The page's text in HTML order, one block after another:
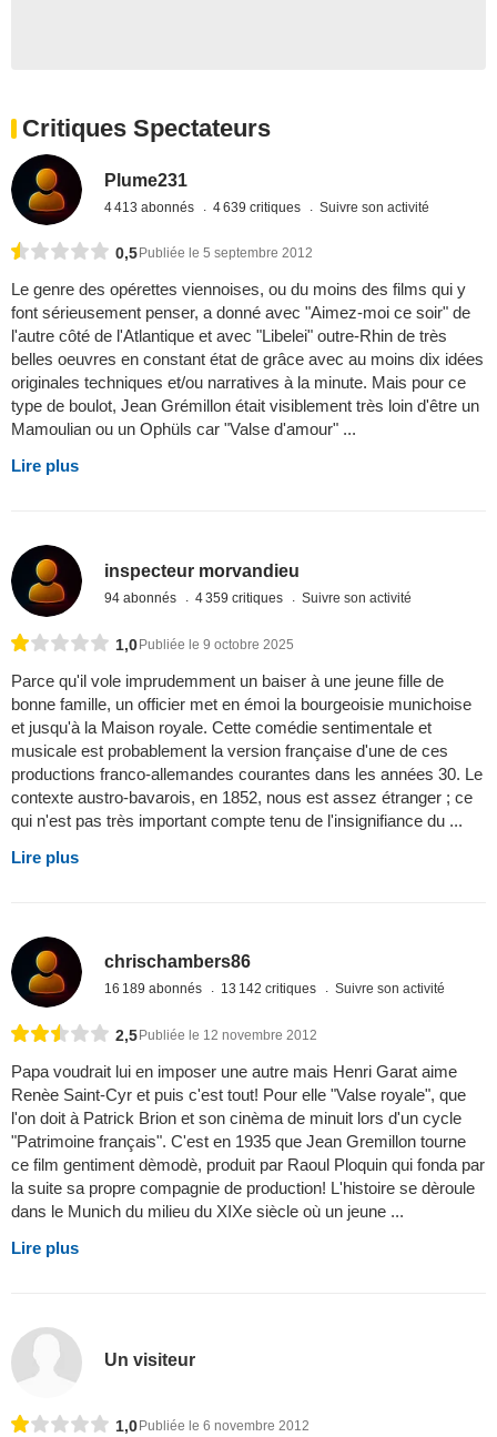
Critiques Spectateurs
Plume231
4 413 abonnés 4 639 critiques Suivre son activité
0,5 Publiée le 5 septembre 2012
Le genre des opérettes viennoises, ou du moins des films qui y
font sérieusement penser, a donné avec "Aimez-moi ce soir" de
l'autre côté de l'Atlantique et avec "Libelei" outre-Rhin de très
belles oeuvres en constant état de grâce avec au moins dix idées
originales techniques et/ou narratives à la minute. Mais pour ce
type de boulot, Jean Grémillon était visiblement très loin d'être un
Mamoulian ou un Ophüls car "Valse d'amour" ...
Lire plus
inspecteur morvandieu
94 abonnés 4 359 critiques Suivre son activité
1,0Publiée le 9 octobre 2025
Parce qu'il vole imprudemment un baiser à une jeune fille de
bonne famille, un officier met en émoi la bourgeoisie munichoise
et jusqu'à la Maison royale. Cette comédie sentimentale et
musicale est probablement la version française d'une de ces
productions franco-allemandes courantes dans les années 30. Le
contexte austro-bavarois, en 1852, nous est assez étranger ; ce
qui n'est pas très important compte tenu de l'insignifiance du ...
Lire plus
chrischambers86
16 189 abonnés 13 142 critiques Suivre son activité
2,5Publiée le 12 novembre 2012
Papa voudrait lui en imposer une autre mais Henri Garat aime
Renèe Saint-Cyr et puis c'est tout! Pour elle "Valse royale", que
l'on doit à Patrick Brion et son cinèma de minuit lors d'un cycle
"Patrimoine français". C'est en 1935 que Jean Gremillon tourne
ce film gentiment dèmodè, produit par Raoul Ploquin qui fonda par
la suite sa propre compagnie de production! L'histoire se dèroule
dans le Munich du milieu du XIXe siècle où un jeune ...
Lire plus
Un visiteur
1,0 Publiée le 6 novembre 2012